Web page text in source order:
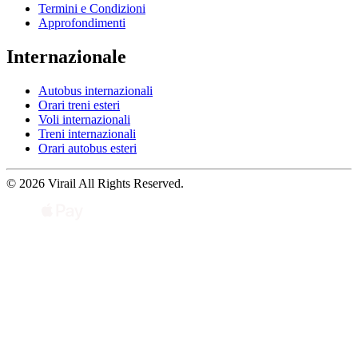
Termini e Condizioni
Approfondimenti
Internazionale
Autobus internazionali
Orari treni esteri
Voli internazionali
Treni internazionali
Orari autobus esteri
© 2026 Virail All Rights Reserved.